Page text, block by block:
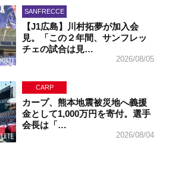
SANFRECCE
【J1広島】川村拓夢が加入会
見。「この２年間、サンフレッ
チェの試合は見…
2026/08/05
CARP
カープ、熊本地震被災地へ義援
金として1,000万円を寄付。選手
会長は「…
2026/08/04